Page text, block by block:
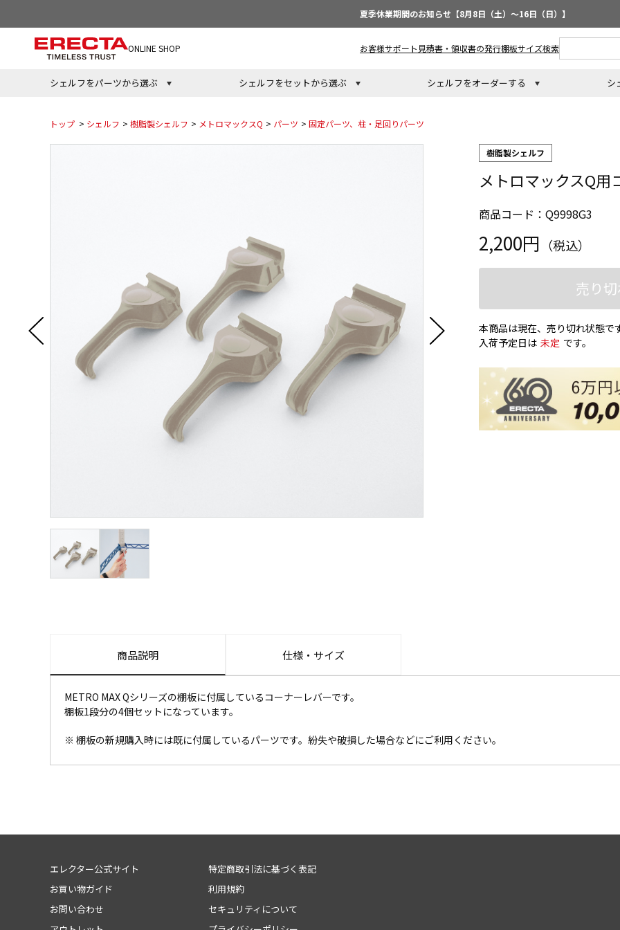
夏季休業期間のお知らせ【8月8日（土）～16日（日）】
ONLINE SHOP お客様サポート 見積書・領収書の発行棚板サイズ検索
シェルフをパーツから選ぶ シェルフをセットから選ぶ シェルフをオーダーする シ
トップ > シェルフ > 樹脂製シェルフ > メトロマックスQ > パーツ > 固定パーツ、柱・足回りパーツ
樹脂製シェルフ
メトロマックスQ用
商品コード：Q9998G3
2,200円 （税込）
売り
本商品は現在、売り切れ状態で
入荷予定日は 未定 です。
商品説明 仕様・サイズ
METRO MAX Qシリーズの棚板に付属しているコーナーレバーです。
棚板1段分の4個セットになっています。
※ 棚板の新規購入時には既に付属しているパーツです。紛失や破損した場合などにご利用ください。
エレクター公式サイト
お買い物ガイド
お問い合わせ
特定商取引法に基づく表記
利用規約
セキュリティについて